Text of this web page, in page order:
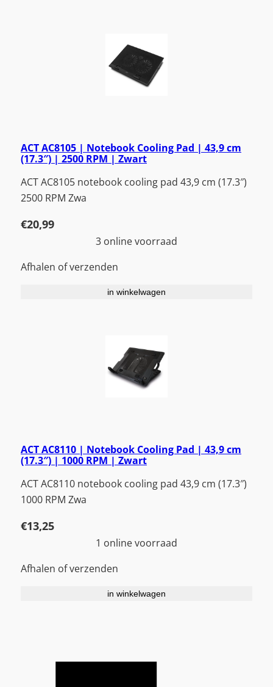
ACT AC8105 | Notebook Cooling Pad | 43,9 cm
(17.3″) | 2500 RPM | Zwart
ACT AC8105 notebook cooling pad 43,9 cm (17.3″)
2500 RPM Zwa
€20,99
3 online voorraad
Afhalen of verzenden
in winkelwagen
ACT AC8110 | Notebook Cooling Pad | 43,9 cm
(17.3″) | 1000 RPM | Zwart
ACT AC8110 notebook cooling pad 43,9 cm (17.3″)
1000 RPM Zwa
€13,25
1 online voorraad
Afhalen of verzenden
in winkelwagen